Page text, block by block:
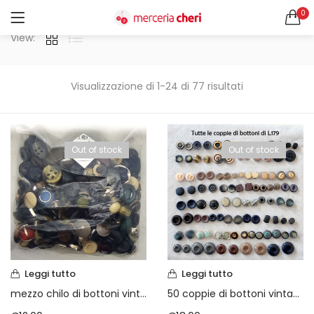
0
Ricordami
Password dimenticata?
Tutte le categorie
Cesti portalavoro (8)
Aghi e spilli (24)
Applicazioni (26)
Borse (6)
Bottoni Vintage (204)
Lotti di Bottoni vintage (27)
Bottoni/alamari/automatici (46)
Alamari (5)
Visualizzazione di 1-24 di 77 risultati
View:
Out of stock
Leggi tutto
mezzo chilo di bottoni vintage anni 60/70/80
Out of stock
Leggi tutto
50 coppie di bottoni vintage anni 60/70/80